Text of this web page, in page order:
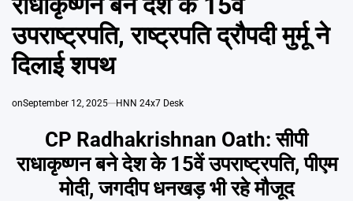
उपराष्ट्रपति, राष्ट्रपति द्रौपदी मुर्मू ने
दिलाई शपथ
onSeptember 12, 2025 HNN 24x7 Desk
CP Radhakrishnan Oath: सीपी
राधाकृष्णन बने देश के 15वें उपराष्ट्रपति, पीएम
मोदी, जगदीप धनखड़ भी रहे मौजूद